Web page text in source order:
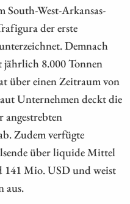
South-West-Arkansas-
der erste
Demnach
8.000 Tonnen
über einen Zeitraum von
Unternehmen deckt die
angestrebten
Zudem verfügte
über liquide Mittel
Mio. USD und weist
aus.